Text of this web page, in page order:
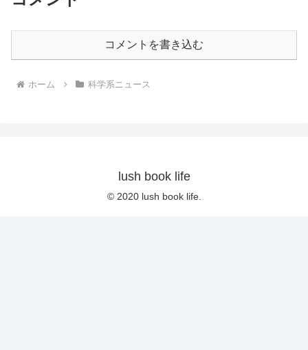
コメントを書き込む
ホーム 科学系ニュース
lush book life
© 2020 lush book life.